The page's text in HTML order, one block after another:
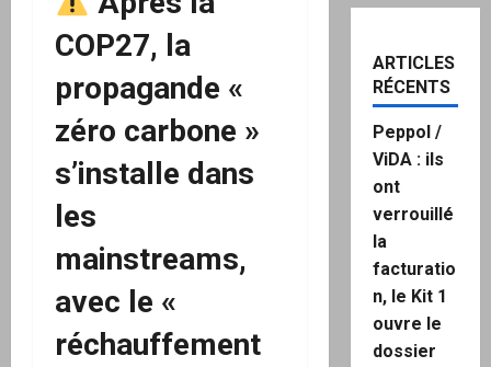
COP27, la
propagande «
zéro carbone »
s’installe dans
les
mainstreams,
avec le «
réchauffement
ARTICLES
RÉCENTS
Peppol /
ViDA : ils
ont
verrouillé
la
facturatio
n, le Kit 1
ouvre le
dossier